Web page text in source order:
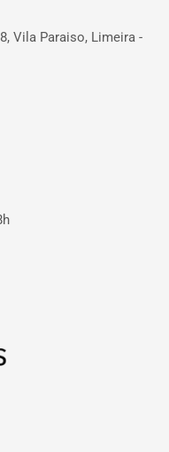
Vila Paraiso, Limeira -